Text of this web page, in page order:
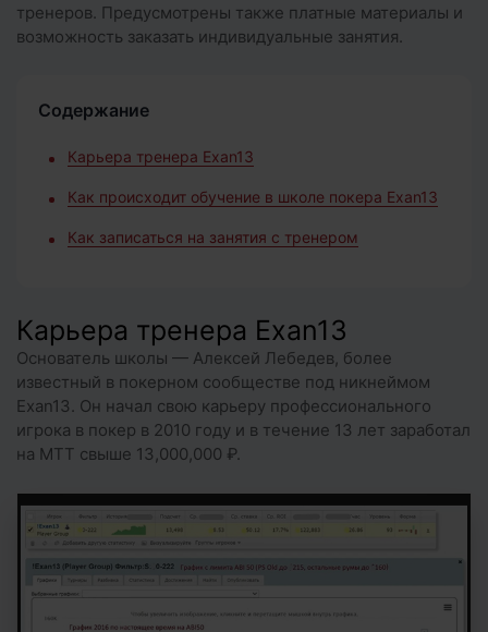
тренеров. Предусмотрены также платные материалы и
возможность заказать индивидуальные занятия.
Содержание
Карьера тренера Exan13
Как происходит обучение в школе покера Exan13
Как записаться на занятия с тренером
Карьера тренера Exan13
Основатель школы — Алексей Лебедев, более
известный в покерном сообществе под никнеймом
Exan13. Он начал свою карьеру профессионального
игрока в покер в 2010 году и в течение 13 лет заработал
на MTT свыше 13,000,000 ₽.